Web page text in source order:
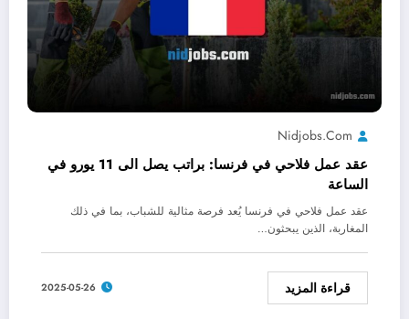
Nidjobs.com
عقد عمل فلاحي في فرنسا: براتب يصل الى 11 يورو في
الساعة
عقد عمل فلاحي في فرنسا يُعد فرصة مثالية للشباب، بما في ذلك
المغاربة، الذين يبحثون…
قراءة المزيد 2025-05-26